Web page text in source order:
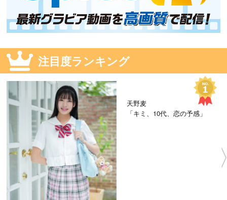
注目度ランキング
天野麦
「キミ、10代、恋の予感」